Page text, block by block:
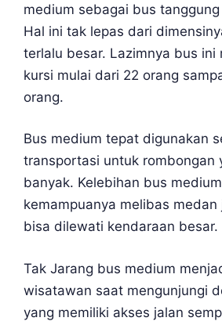
medium sebagai bus
Hal ini tak lepas dari
terlalu besar. Lazimnya bus ini
kursi mulai dari 22 orang
orang.
Bus medium tepat digunakan
transportasi untuk rombongan
banyak. Kelebihan bus
kemampuanya melibas
bisa dilewati kendaraan besar.
Tak Jarang bus medium
wisatawan saat mengunjungi
yang memiliki akses jalan